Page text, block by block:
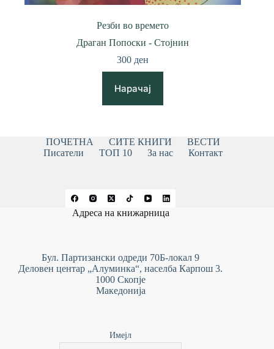
Резби во времето
Драган Попоски - Стојнин
300ден
Нарачај
ПОЧЕТНА СИТЕ КНИГИ
ВЕСТИ
Писатели
ТОП 10 За нас Контакт
Адреса на книжарница
Бул. Партизански одреди 70Б-локал 9
Деловен центар „Алуминка“, населба Карпош 3.
1000 Скопје
Македонија
Имејл